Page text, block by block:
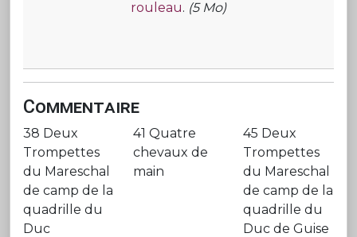
rouleau. (5 Mo)
Commentaire
38 Deux
Trompettes
du Mareschal
de camp de la
quadrille du
Duc
41 Quatre
chevaux de
main
45 Deux
Trompettes
du Mareschal
de camp de la
quadrille du
Duc de Guise